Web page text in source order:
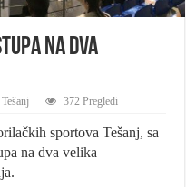
na dva
372 Pregledi
sportova Tešanj, sa
na dva velika